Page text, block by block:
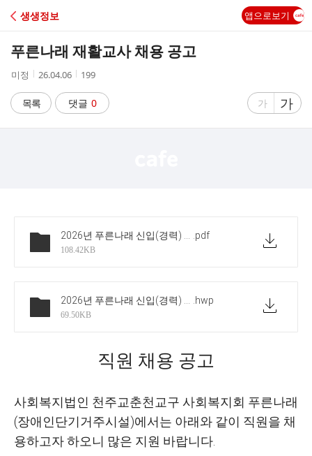
C
A
생생정보 앱으로보기
푸른나래 재활교사 채용 공고
작
자
미정
작
시
간
26.04.06
조
수
199
목록 댓글 0
글
가
글
자
가
.pdf
108.42KB
.hwp
69.50KB
직원 채용 공고
사회복지법인 천주교춘천교구 사회복지회 푸른나래
(장애인단기거주시설)에서는 아래와 같이 직원을 채
용하고자 하오니 많은 지원 바랍니다